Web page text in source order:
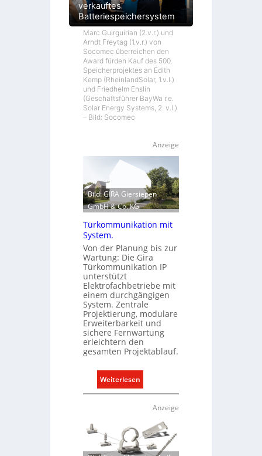
verkauftes
Batteriespeichersystem
Marc Guirguirian (2.v.r.) und
Arndt Freytag (1.v.r.) von
Socomec überreichen den
Award fürden Kauf des 500.
Speicherprojektes an Edith
Kemp (RheinlandSolar, 1.v.l.)
und Friedhelm Enslin
(Geschäftsführer BayWa r.e.
Solar Energy Systems, 2. v.l.)
– Bild: Socomec
Anzeige
Bild: GIRA Giersiepen
GmbH & Co. KG
Türkommunikation mit
System.
Von der Planung bis zur
Wartung: Die Gira
Türkommunikation IP
unterstützt
Elektrofachbetriebe mit
einem durchgängigen
System. Zentrale
Projektierung, modulare
Erweiterbarkeit und
sichere Fernwartung
erleichtern den
gesamten Projektablauf.
Weiterlesen:
T
o
m
Anzeige